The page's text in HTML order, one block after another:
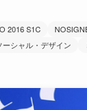
2016 S1C
ーシャル・デザイン